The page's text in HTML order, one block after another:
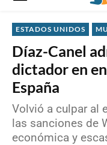
ESTADOS UNIDOS
Díaz-Canel
dictador en
España
Volvió a culpar al
las sanciones de
económica y